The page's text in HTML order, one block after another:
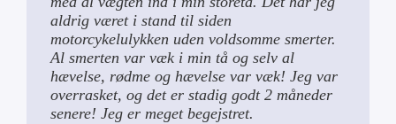
aldrig været i stand til siden
motorcykelulykken uden voldsomme smerter.
Al smerten var væk i min tå og selv al
hævelse, rødme og hævelse var væk! Jeg var
overrasket, og det er stadig godt 2 måneder
senere! Jeg er meget begejstret.